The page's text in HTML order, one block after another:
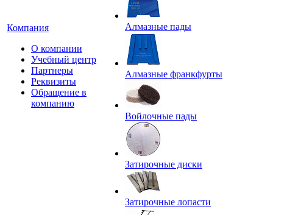
Компания
О компании
Учебный центр
Партнеры
Реквизиты
Обращение в
компанию
Алмазные пады
Алмазные франкфурты
Войлочные пады
Затирочные диски
Затирочные лопасти